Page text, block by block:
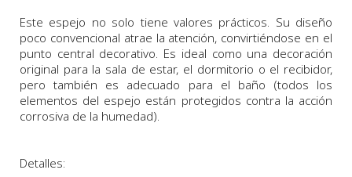
Este espejo no solo tiene valores prácticos. Su diseño
poco convencional atrae la atención, convirtiéndose en el
punto central decorativo. Es ideal como una decoración
original para la sala de estar, el dormitorio o el recibidor,
pero también es adecuado para el baño (todos los
elementos del espejo están protegidos contra la acción
corrosiva de la humedad).
Detalles: